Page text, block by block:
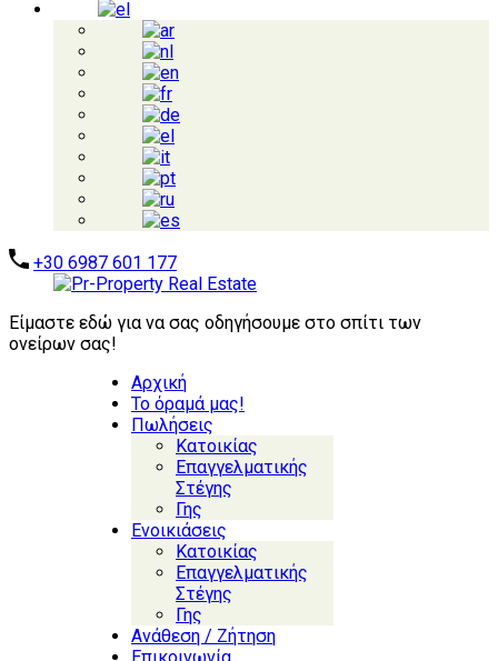
+30 6987 601 177
Είμαστε εδώ για να σας οδηγήσουμε στο σπίτι των
ονείρων σας!
Αρχική
Το όραμά μας!
Πωλήσεις
Κατοικίας
Επαγγελματικής
Στέγης
Γης
Ενοικιάσεις
Κατοικίας
Επαγγελματικής
Στέγης
Γης
Ανάθεση / Ζήτηση